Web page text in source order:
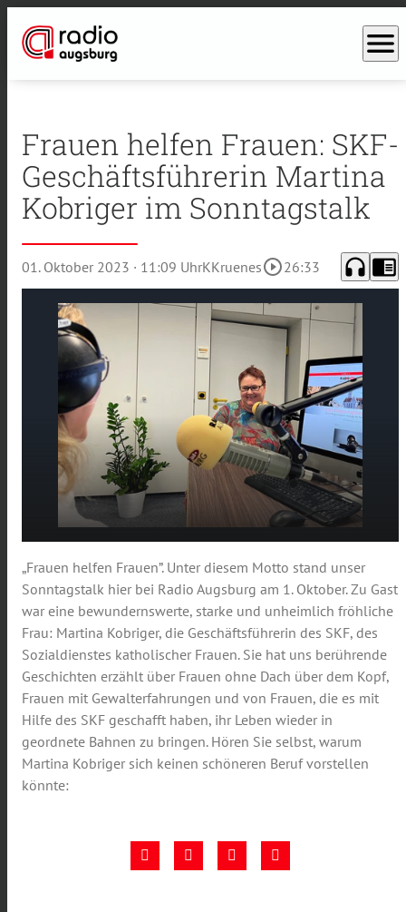
menu
Frauen helfen Frauen: SKF-
Geschäftsführerin Martina
Kobriger im Sonntagstalk
01. Oktober 2023 · 11:09 UhrKKruenesplay_circle_outline26:33 headphones chrome_reader_mode
play_arrow
Frauen helfen Frauen: SKF-
Geschäftsführerin Martina Kobriger im
Sonntagstalk
00:00 26:33
„Frauen helfen Frauen”. Unter diesem Motto stand unser
Sonntagstalk hier bei Radio Augsburg am 1. Oktober. Zu Gast
war eine bewundernswerte, starke und unheimlich fröhliche
Frau: Martina Kobriger, die Geschäftsführerin des SKF, des
Sozialdienstes katholischer Frauen. Sie hat uns berührende
Geschichten erzählt über Frauen ohne Dach über dem Kopf,
Frauen mit Gewalterfahrungen und von Frauen, die es mit
Hilfe des SKF geschafft haben, ihr Leben wieder in
geordnete Bahnen zu bringen. Hören Sie selbst, warum
Martina Kobriger sich keinen schöneren Beruf vorstellen
könnte: